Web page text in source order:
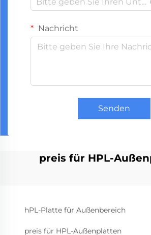
Nachricht
Senden
preis für HPL-
hPL-Platte für Außenbereich
preis für HPL-Außenplatten